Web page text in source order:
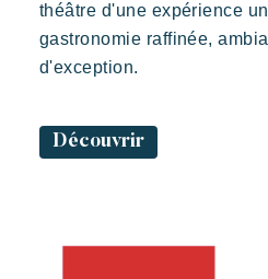
théâtre d'une expérience
gastronomie raffinée,
d'exception.
Découvrir